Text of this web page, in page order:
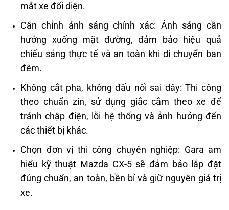
mắt xe đối diện.
Cân chỉnh ánh sáng chính xác: Ánh sáng cần
hướng xuống mặt đường, đảm bảo hiệu quả
chiếu sáng thực tế và an toàn khi di chuyển ban
đêm.
Không cắt pha, không đấu nối sai dây: Thi công
theo chuẩn zin, sử dụng giắc cắm theo xe để
tránh chập điện, lỗi hệ thống và ảnh hưởng đến
các thiết bị khác.
Chọn đơn vị thi công chuyên nghiệp: Gara am
hiểu kỹ thuật Mazda CX-5 sẽ đảm bảo lắp đặt
đúng chuẩn, an toàn, bền bỉ và giữ nguyên giá trị
xe.